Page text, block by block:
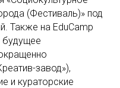
(Фестиваль)» под
Также на EduCamp
будущее
завод»),
и кураторские